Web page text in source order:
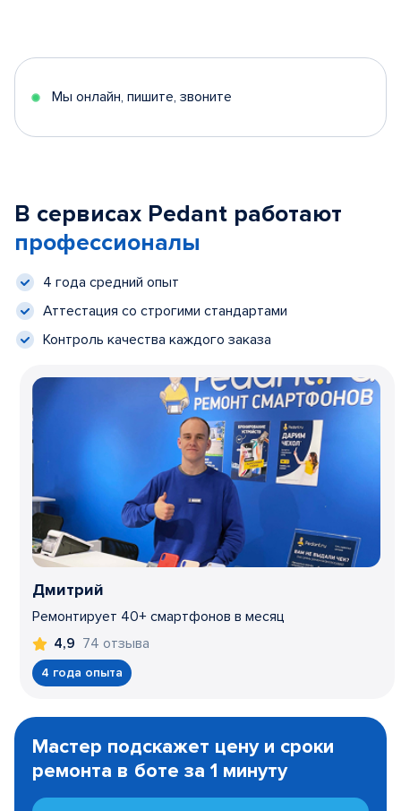
Мы онлайн, пишите, звоните
В сервисах Pedant работают
профессионалы
4 года средний опыт
Аттестация со строгими стандартами
Контроль качества каждого заказа
Дмитрий
Ремонтирует 40+ смартфонов в месяц
4,9 74 отзыва
4 года опыта
1
Мастер подскажет цену и сроки
ремонта в боте за 1 минуту